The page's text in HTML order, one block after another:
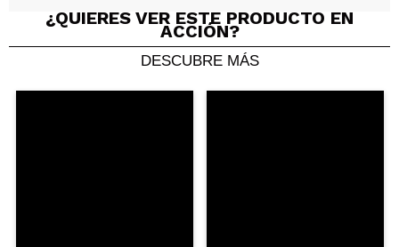
Compartir un vídeo o una foto
Tu vídeo podría ser el primero. Imagínatelo...
¿QUIERES VER ESTE PRODUCTO EN
ACCIÓN?
DESCUBRE MÁS